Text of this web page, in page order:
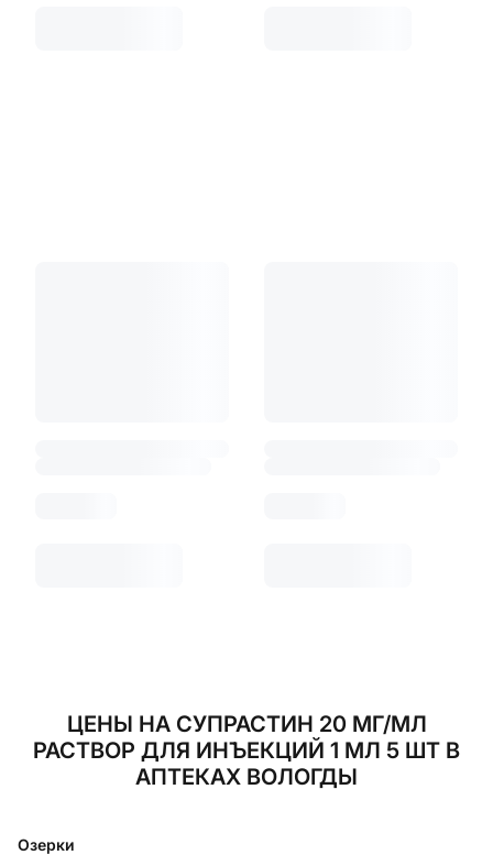
ЦЕНЫ НА СУПРАСТИН 20 МГ/МЛ
РАСТВОР ДЛЯ ИНЪЕКЦИЙ 1 МЛ 5 ШТ В
АПТЕКАХ ВОЛОГДЫ
Озерки